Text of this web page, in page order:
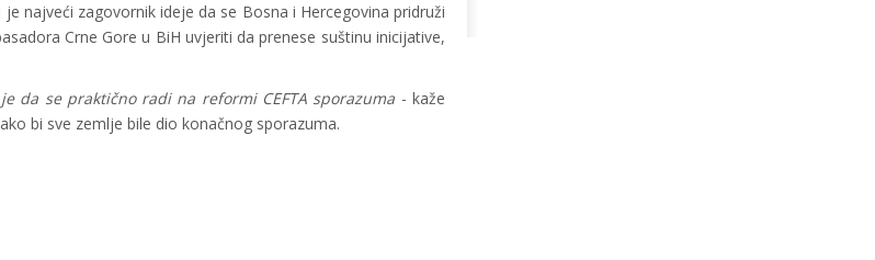
najveći zagovornik ideje da se Bosna i Hercegovina pridruži
Crne Gore u BiH uvjeriti da prenese suštinu inicijative,
da se praktično radi na reformi CEFTA sporazuma - kaže
bi sve zemlje bile dio konačnog sporazuma.